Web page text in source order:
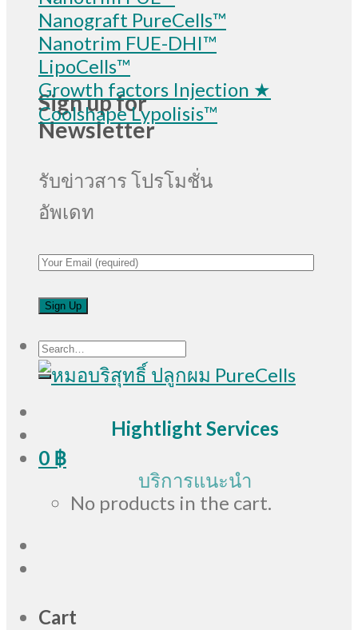
Sign up for
Newsletter
รับข่าวสาร โปรโมชั่น
อัพเดท
Search
for:
0 ฿
No products in the cart.
Cart
Nanograft PureCells™
Nanotrim FUE-DHI™
LipoCells™
Growth factors Injection ★
Coolshape Lypolisis™
Hightlight Services
บริการแนะนำ